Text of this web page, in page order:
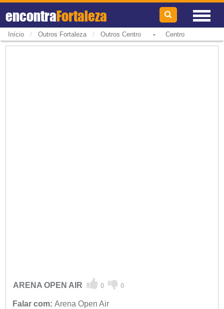
encontraFortaleza
Início / Outros Fortaleza / Outros Centro- Centro
ARENA OPEN AIR 0 0
Falar com: Arena Open Air